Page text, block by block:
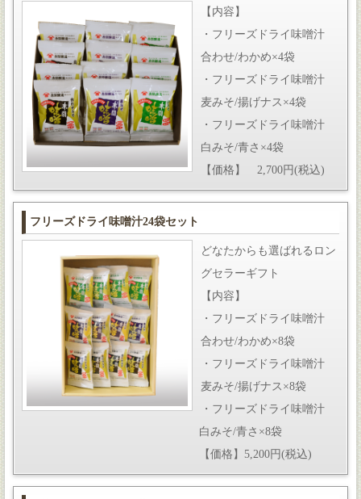
【内容】
・フリーズドライ味噌汁
合わせ/わかめ×4袋
・フリーズドライ味噌汁
麦みそ/揚げナス×4袋
・フリーズドライ味噌汁
白みそ/青さ×4袋
【価格】 2,700円(税込)
フリーズドライ味噌汁24袋セット
どなたからも選ばれるロン
グセラーギフト
【内容】
・フリーズドライ味噌汁
合わせ/わかめ×8袋
・フリーズドライ味噌汁
麦みそ/揚げナス×8袋
・フリーズドライ味噌汁
白みそ/青さ×8袋
【価格】5,200円(税込)